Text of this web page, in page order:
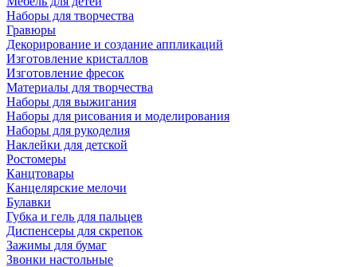
Наборы для творчества
Гравюры
Декорирование и создание аппликаций
Изготовление кристаллов
Изготовление фресок
Материалы для творчества
Наборы для выжигания
Наборы для рисования и моделирования
Наборы для рукоделия
Наклейки для детской
Ростомеры
Канцтовары
Канцелярские мелочи
Булавки
Губка и гель для пальцев
Диспенсеры для скрепок
Зажимы для бумаг
Звонки настольные